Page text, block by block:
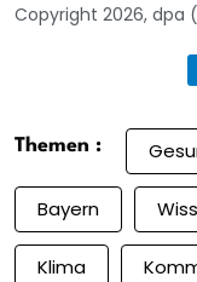
Copyright 2026, dpa
Themen :
Bayern
Klima